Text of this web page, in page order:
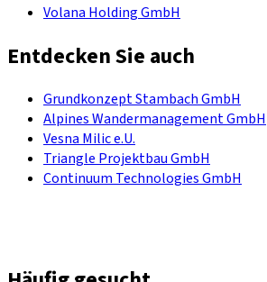
Volana Holding GmbH
Entdecken Sie auch
Grundkonzept Stambach GmbH
Alpines Wandermanagement GmbH
Vesna Milic e.U.
Triangle Projektbau GmbH
Continuum Technologies GmbH